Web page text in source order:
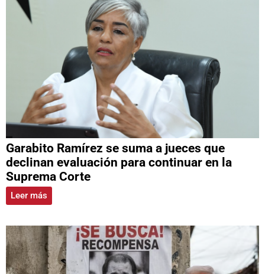
Garabito Ramírez se suma a jueces que
declinan evaluación para continuar en la
Suprema Corte
Leer más